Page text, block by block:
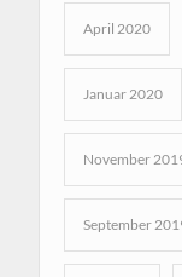
April 2020
Januar 2020
November
September